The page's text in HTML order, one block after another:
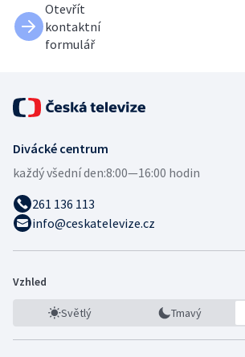
Otevřít
kontaktní
formulář
Divácké centrum
každý všední den:8:00—16:00 hodin
261 136 113
info@ceskatelevize.cz
Vzhled
Světlý Tmavý